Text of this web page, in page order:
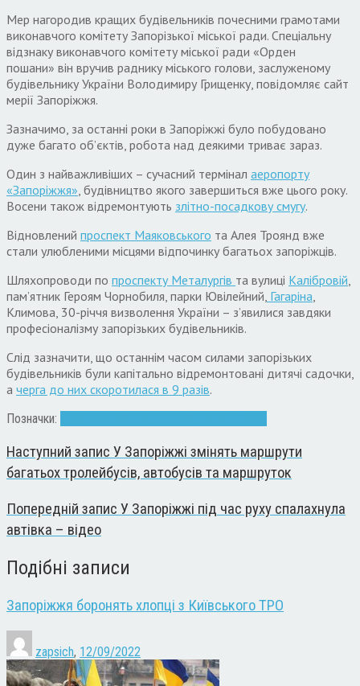
Мер нагородив кращих будівельників почесними грамотами
виконавчого комітету Запорізької міської ради. Спеціальну
відзнаку виконавчого комітету міської ради «Орден
пошани» він вручив раднику міського голови, заслуженому
будівельнику України Володимиру Грищенку, повідомляє сайт
мерії Запоріжжя.
Зазначимо, за останні роки в Запоріжжі було побудовано
дуже багато об’єктів, робота над деякими триває зараз.
Один з найважливіших – сучасний термінал аеропорту
«Запоріжжя», будівництво якого завершиться вже цього року.
Восени також відремонтують злітно-посадкову смугу.
Відновлений проспект Маяковського та Алея Троянд вже
стали улюбленими місцями відпочинку багатьох запоріжців.
Шляхопроводи по проспекту Металургів та вулиці Калібровій,
пам’ятник Героям Чорнобиля, парки Ювілейний, Гагаріна,
Климова, 30-річчя визволення України – з’явилися завдяки
професіоналізму запорізьких будівельників.
Слід зазначити, що останнім часом силами запорізьких
будівельників були капітально відремонтовані дитячі садочки,
а черга до них скоротилася в 9 разів.
Позначки:
Наступний запис У Запоріжжі змінять маршрути
багатьох тролейбусів, автобусів та маршруток
Попередній запис У Запоріжжі під час руху спалахнула
автівка – відео
Подібні записи
Запоріжжя боронять хлопці з Київського ТРО
zapsich, 12/09/2022